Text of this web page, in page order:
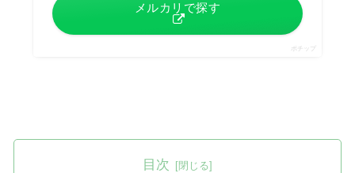
メルカリで探す
ポチップ
目次